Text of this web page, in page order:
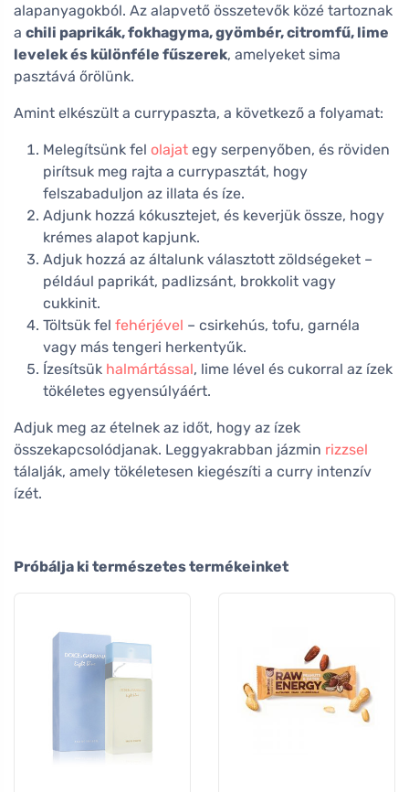
alapanyagokból. Az alapvető összetevők közé tartoznak
a chili paprikák, fokhagyma, gyömbér, citromfű, lime
levelek és különféle fűszerek, amelyeket sima
pasztává őrölünk.
Amint elkészült a currypaszta, a következő a folyamat:
Melegítsünk fel olajat egy serpenyőben, és röviden
pirítsuk meg rajta a currypasztát, hogy
felszabaduljon az illata és íze.
Adjunk hozzá kókusztejet, és keverjük össze, hogy
krémes alapot kapjunk.
Adjuk hozzá az általunk választott zöldségeket –
például paprikát, padlizsánt, brokkolit vagy
cukkinit.
Töltsük fel fehérjével – csirkehús, tofu, garnéla
vagy más tengeri herkentyűk.
Ízesítsük halmártással, lime lével és cukorral az ízek
tökéletes egyensúlyáért.
Adjuk meg az ételnek az időt, hogy az ízek
összekapcsolódjanak. Leggyakrabban jázmin rizzsel
tálalják, amely tökéletesen kiegészíti a curry intenzív
ízét.
Próbálja ki természetes termékeinket